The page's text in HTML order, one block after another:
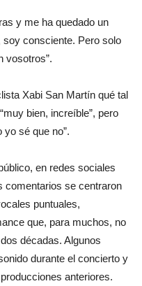
y me ha quedado un
soy consciente. Pero solo
vosotros”.
Xabi San Martín qué tal
bien, increíble”, pero
yo sé que no”.
en redes sociales
comentarios se centraron
puntuales,
que, para muchos, no
décadas. Algunos
durante el concierto y
anteriores.